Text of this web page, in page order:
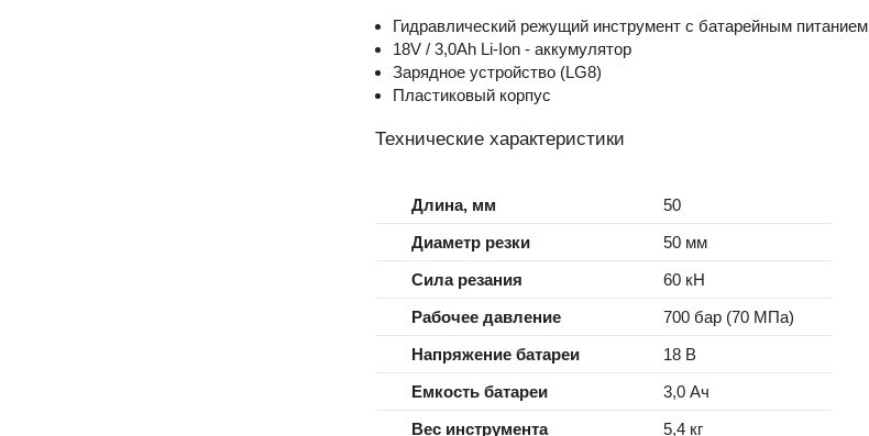
Гидравлический режущий инструмент с батарейным питанием
18V / 3,0Ah Li-Ion - аккумулятор
Зарядное устройство (LG8)
Пластиковый корпус
Технические характеристики
Длина, мм
50
Диаметр резки
50 мм
Сила резания
60 кН
Рабочее давление
700 бар (70 МПа)
Напряжение батареи
18 В
Емкость батареи
3,0 Ач
Вес инструмента
5,4 кг